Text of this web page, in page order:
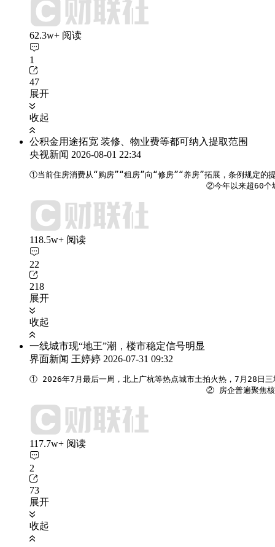
62.3w+ 阅读
1
47
展开
收起
公积金用途拓宽 装修、物业费等都可纳入提取范围
央视新闻 2026-08-01 22:34
①当前住房消费从“购房”“租房”向“修房”“养房”拓展，条例规定的
②今年以来超60个城市
118.5w+ 阅读
22
218
展开
收起
一线城市现“地王”潮，楼市稳定信号明显
界面新闻 王婷婷 2026-07-31 09:32
① 2026年7月最后一周，北上广杭等热点城市土拍火热，7月28日
② 房企普遍聚焦核心
117.7w+ 阅读
2
73
展开
收起